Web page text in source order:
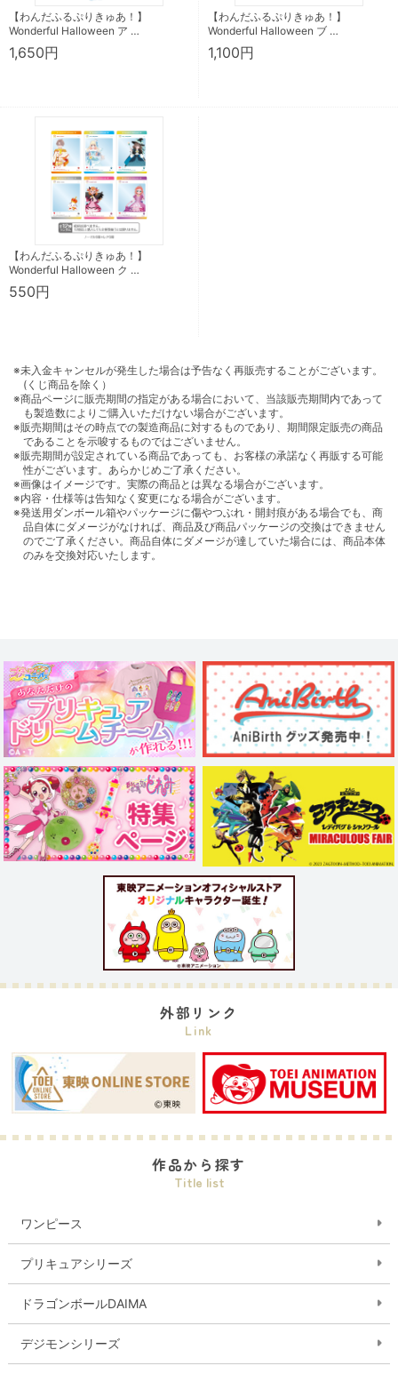
【わんだふるぷりきゅあ！】
Wonderful Halloween ア …
1,650円
【わんだふるぷりきゅあ！】
Wonderful Halloween ブ …
1,100円
【わんだふるぷりきゅあ！】
Wonderful Halloween ク …
550円
※未入金キャンセルが発生した場合は予告なく再販売することがございます。
(くじ商品を除く）
※商品ページに販売期間の指定がある場合において、当該販売期間内であって
も製造数によりご購入いただけない場合がございます。
※販売期間はその時点での製造商品に対するものであり、期間限定販売の商品
であることを示唆するものではございません。
※販売期間が設定されている商品であっても、お客様の承諾なく再販する可能
性がございます。あらかじめご了承ください。
※画像はイメージです。実際の商品とは異なる場合がございます。
※内容・仕様等は告知なく変更になる場合がございます。
※発送用ダンボール箱やパッケージに傷やつぶれ・開封痕がある場合でも、商
品自体にダメージがなければ、商品及び商品パッケージの交換はできません
のでご了承ください。商品自体にダメージが達していた場合には、商品本体
のみを交換対応いたします。
外部リンク
Link
作品から探す
Title list
ワンピース
プリキュアシリーズ
ドラゴンボールDAIMA
デジモンシリーズ